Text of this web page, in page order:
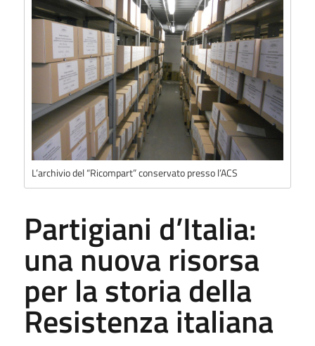
L’archivio del “Ricompart” conservato presso l’ACS
Partigiani d’Italia:
una nuova risorsa
per la storia della
Resistenza italiana